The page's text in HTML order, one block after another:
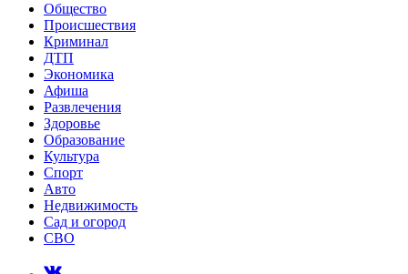
Общество
Происшествия
Криминал
ДТП
Экономика
Афиша
Развлечения
Здоровье
Образование
Культура
Спорт
Авто
Недвижимость
Сад и огород
СВО